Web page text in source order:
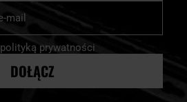
polityką prywatności
DOŁĄCZ